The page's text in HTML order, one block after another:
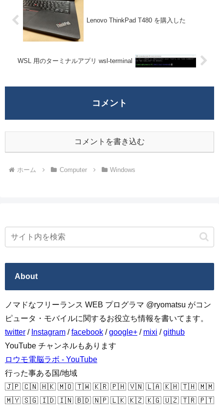
Lenovo ThinkPad T480 を購入した
WSL 用のターミナルアプリ wsl-terminal
コメント
コメントを書き込む
ホーム Computer Windows
About
ノマドなフリーランス WEB プログラマ @ryomatsu がコン
ピュータ・モバイルに関するお役立ち情報を書いてます。
twitter / Instagram /facebook /google+ / mixi /github
YouTube チャンネルもあります
ロウモ電脳ラボ - YouTube
行った事ある国/地域
🇯🇵 🇨🇳 🇭🇰 🇲🇴 🇹🇼 🇰🇷 🇵🇭 🇻🇳 🇱🇦 🇰🇭 🇹🇭 🇲🇲
🇲🇾 🇸🇬 🇮🇩 🇮🇳 🇧🇩 🇳🇵 🇱🇰 🇰🇿 🇰🇬 🇺🇿 🇹🇷 🇵🇹